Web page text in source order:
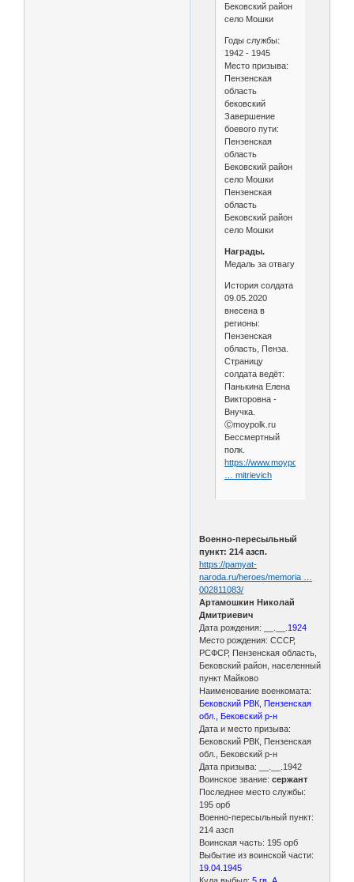
Бековский район
село Мошки
Годы службы:
1942 - 1945
Место призыва:
Пензенская
область
бековский
Завершение
боевого пути:
Пензенская
область
Бековский район
село Мошки
Пензенская
область
Бековский район
село Мошки
Награды.
Медаль за отвагу
История солдата
09.05.2020
внесена в
регионы:
Пензенская
область, Пенза.
Страницу
солдата ведёт:
Панькина Елена
Викторовна -
Внучка.
Ⓒmoypolk.ru
Бессмертный
полк.
https://www.moypolk.ru/soldier/
… mitrievich
Военно-пересыльный
пункт: 214 азсп.
https://pamyat-
naroda.ru/heroes/memoria …
002811083/
Артамошкин Николай
Дмитриевич
Дата рождения: __.__. 1924
Место рождения: СССР,
РСФСР, Пензенская область,
Бековский район, населенный
пункт Майково
Наименование военкомата:
Бековский РВК, Пензенская
обл., Бековский р-н
Дата и место призыва:
Бековский РВК, Пензенская
обл., Бековский р-н
Дата призыва: __.__.1942
Воинское звание:сержант
Последнее место службы:
195 орб
Военно-пересыльный пункт:
214 азсп
Воинская часть: 195 орб
Выбытие из воинской части:
19.04.1945